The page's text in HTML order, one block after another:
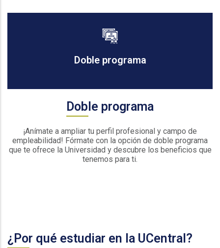
Doble programa
Doble programa
¡Anímate a ampliar tu perfil profesional y campo de
empleabilidad! Fórmate con la opción de doble programa
que te ofrece la Universidad y descubre los beneficios que
tenemos para ti.
¿Por qué estudiar en la UCentral?